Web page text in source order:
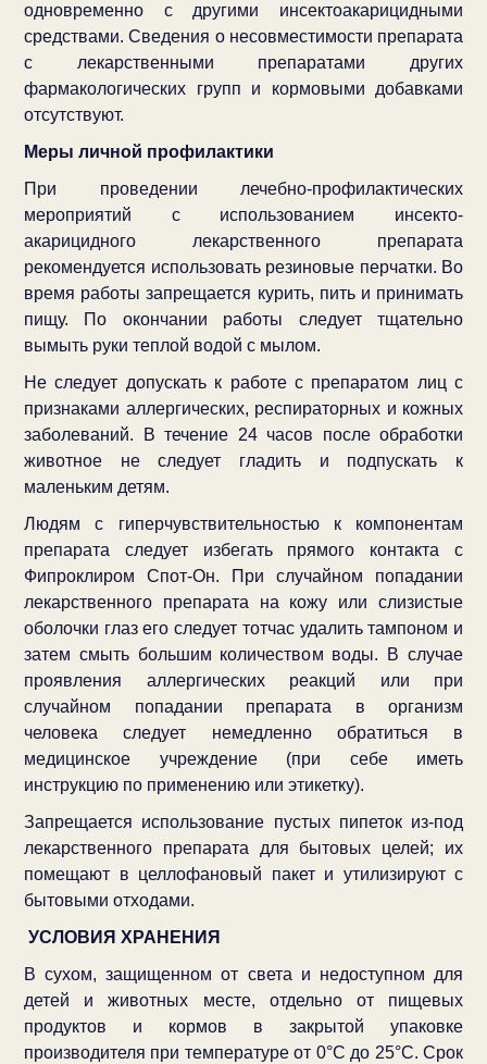
одновременно с другими инсектоакарицидными
средствами. Сведения о несовместимости препарата
с лекарственными препаратами других
фармакологических групп и кормовыми добавками
отсутствуют.
Меры личной профилактики
При проведении лечебно-профилактических
мероприятий с использованием инсекто-
акарицидного лекарственного препарата
рекомендуется использовать резиновые перчатки. Во
время работы запрещается курить, пить и принимать
пищу. По окончании работы следует тщательно
вымыть руки теплой водой с мылом.
Не следует допускать к работе с препаратом лиц с
признаками аллергических, респираторных и кожных
заболеваний. В течение 24 часов после обработки
животное не следует гладить и подпускать к
маленьким детям.
Людям с гиперчувствительностью к компонентам
препарата следует избегать прямого контакта с
Фипроклиром Спот-Он. При случайном попадании
лекарственного препарата на кожу или слизистые
оболочки глаз его следует тотчас удалить тампоном и
затем смыть большим количеством воды. В случае
проявления аллергических реакций или при
случайном попадании препарата в организм
человека следует немедленно обратиться в
медицинское учреждение (при себе иметь
инструкцию по применению или этикетку).
Запрещается использование пустых пипеток из-под
лекарственного препарата для бытовых целей; их
помещают в целлофановый пакет и утилизируют с
бытовыми отходами.
УСЛОВИЯ ХРАНЕНИЯ
В сухом, защищенном от света и недоступном для
детей и животных месте, отдельно от пищевых
продуктов и кормов в закрытой упаковке
производителя при температуре от 0°С до 25°С. Срок